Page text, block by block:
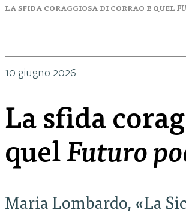
LA SFIDA CORAGGIOSA DI CORRAO E QUEL
10 giugno 2026
La sfida
quel Futuro
Maria Lombardo, «La